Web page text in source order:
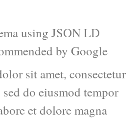
using JSON LD
by Google
sit amet, consectetur
do eiusmod tempor
et dolore magna